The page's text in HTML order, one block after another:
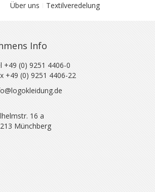
Über uns Textilveredelung
Info
+49 (0) 9251 4406-0
+49 (0) 9251 4406-22
16 a
Münchberg